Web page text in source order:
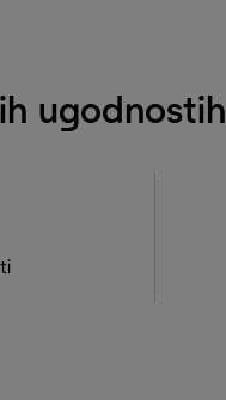
ugodnostih